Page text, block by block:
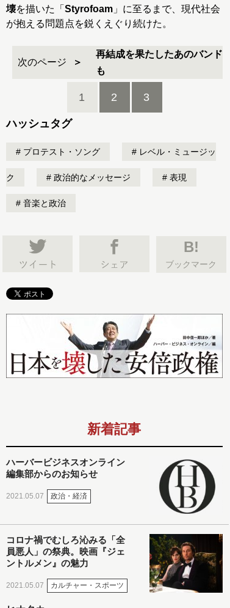
壊を描いた「 Styrofoam 」に至るまで、現代社会
が抱える問題点を鋭くえぐり続けた。
次のページ
再結成を果たしたあのバンド
も
1 2 3
ハッシュタグ
プロテスト・ソング レベル・ミュージッ
ク 政治的なメッセージ 表現
音楽と政治
B!
ブックマーク
新着記事
ハーバービジネスオンライン
編集部からのお知らせ
2021.05.07 政治・経済
コロナ禍でむしろ沁みる「全
員悪人」の祭典。映画『ジェ
ントルメン』の魅力
2021.05.07 カルチャー・スポーツ